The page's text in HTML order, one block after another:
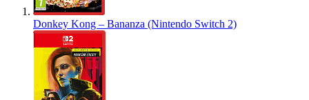
Donkey Kong – Bananza (Nintendo Switch 2)